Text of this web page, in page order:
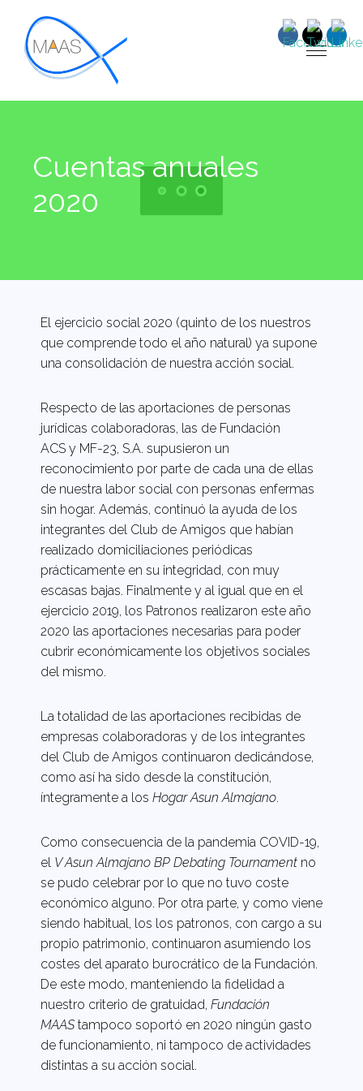
Cuentas anuales
2020
El ejercicio social 2020 (quinto de los nuestros
que comprende todo el año natural) ya supone
una consolidación de nuestra acción social.
Respecto de las aportaciones de personas
jurídicas colaboradoras, las de Fundación
ACS y MF-23, S.A. supusieron un
reconocimiento por parte de cada una de ellas
de nuestra labor social con personas enfermas
sin hogar. Además, continuó la ayuda de los
integrantes del Club de Amigos que habían
realizado domiciliaciones periódicas
prácticamente en su integridad, con muy
escasas bajas. Finalmente y al igual que en el
ejercicio 2019, los Patronos realizaron este año
2020 las aportaciones necesarias para poder
cubrir económicamente los objetivos sociales
del mismo.
La totalidad de las aportaciones recibidas de
empresas colaboradoras y de los integrantes
del Club de Amigos continuaron dedicándose,
como así ha sido desde la constitución,
íntegramente a los Hogar Asun Almajano.
Como consecuencia de la pandemia COVID-19,
el V Asun Almajano BP Debating Tournament no
se pudo celebrar por lo que no tuvo coste
económico alguno. Por otra parte, y como viene
siendo habitual, los los patronos, con cargo a su
propio patrimonio, continuaron asumiendo los
costes del aparato burocrático de la Fundación.
De este modo, manteniendo la fidelidad a
nuestro criterio de gratuidad, Fundación
MAAS tampoco soportó en 2020 ningún gasto
de funcionamiento, ni tampoco de actividades
distintas a su acción social.